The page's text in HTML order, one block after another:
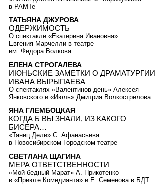
в РАМТе
ТАТЬЯНА ДЖУРОВА
ОДЕРЖИМОСТЬ
О спектакле «Екатерина Ивановна»
Евгения Марчелли в театре
им. Федора Волкова
ЕЛЕНА СТРОГАЛЕВА
ИЮНЬСКИЕ ЗАМЕТКИ О ДРАМАТУРГИИ
ИВАНА ВЫРЫПАЕВА
О спектаклях «Валентинов день» Алексея
Янковского и «Июль» Дмитрия Волкострелова
ЯНА ГЛЕМБОЦКАЯ
КОГДА Б ВЫ ЗНАЛИ, ИЗ КАКОГО
БИСЕРА…
«Танец Дели» С. Афанасьева
в Новосибирском Городском театре
СВЕТЛАНА ЩАГИНА
МЕРА ОТВЕТСТВЕННОСТИ
«Мой бедный Марат» А. Прикотенко
в «Приюте Комедианта» и Е. Семенова в БДТ